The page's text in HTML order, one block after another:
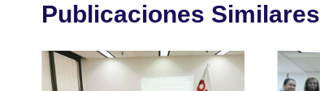
Publicaciones Similares